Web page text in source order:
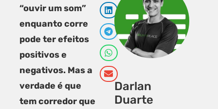
“ouvir um som”
enquanto corre
pode ter efeitos
positivos e
negativos. Mas a
verdade é que
tem corredor que
Darlan
Duarte